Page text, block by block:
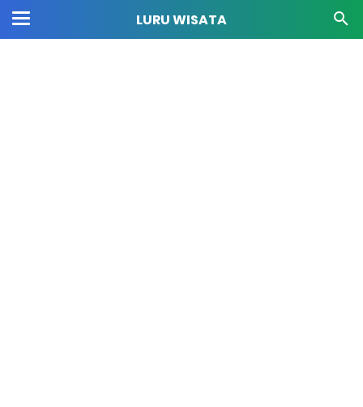
LURU WISATA